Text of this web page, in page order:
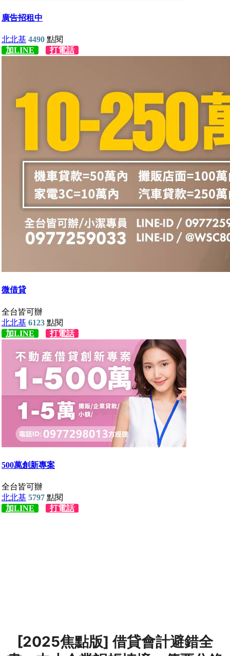
[2025焦點版] 借貸會計避錯全